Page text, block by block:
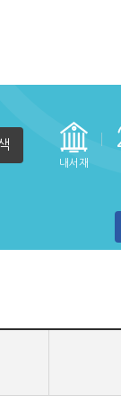
내서재